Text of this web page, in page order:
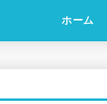
ホーム